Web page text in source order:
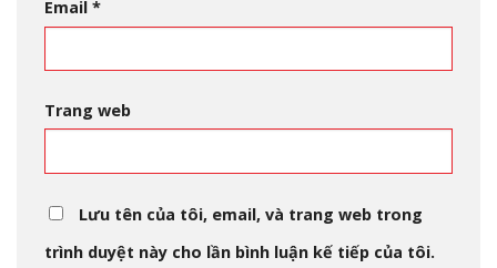
Email *
Trang web
Lưu tên của tôi, email, và trang web trong
trình duyệt này cho lần bình luận kế tiếp của tôi.